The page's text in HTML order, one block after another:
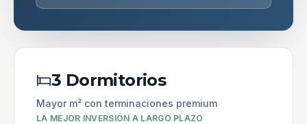
3 Dormitorios
Mayor m² con terminaciones premium
LA MEJOR INVERSIÓN A LARGO PLAZO